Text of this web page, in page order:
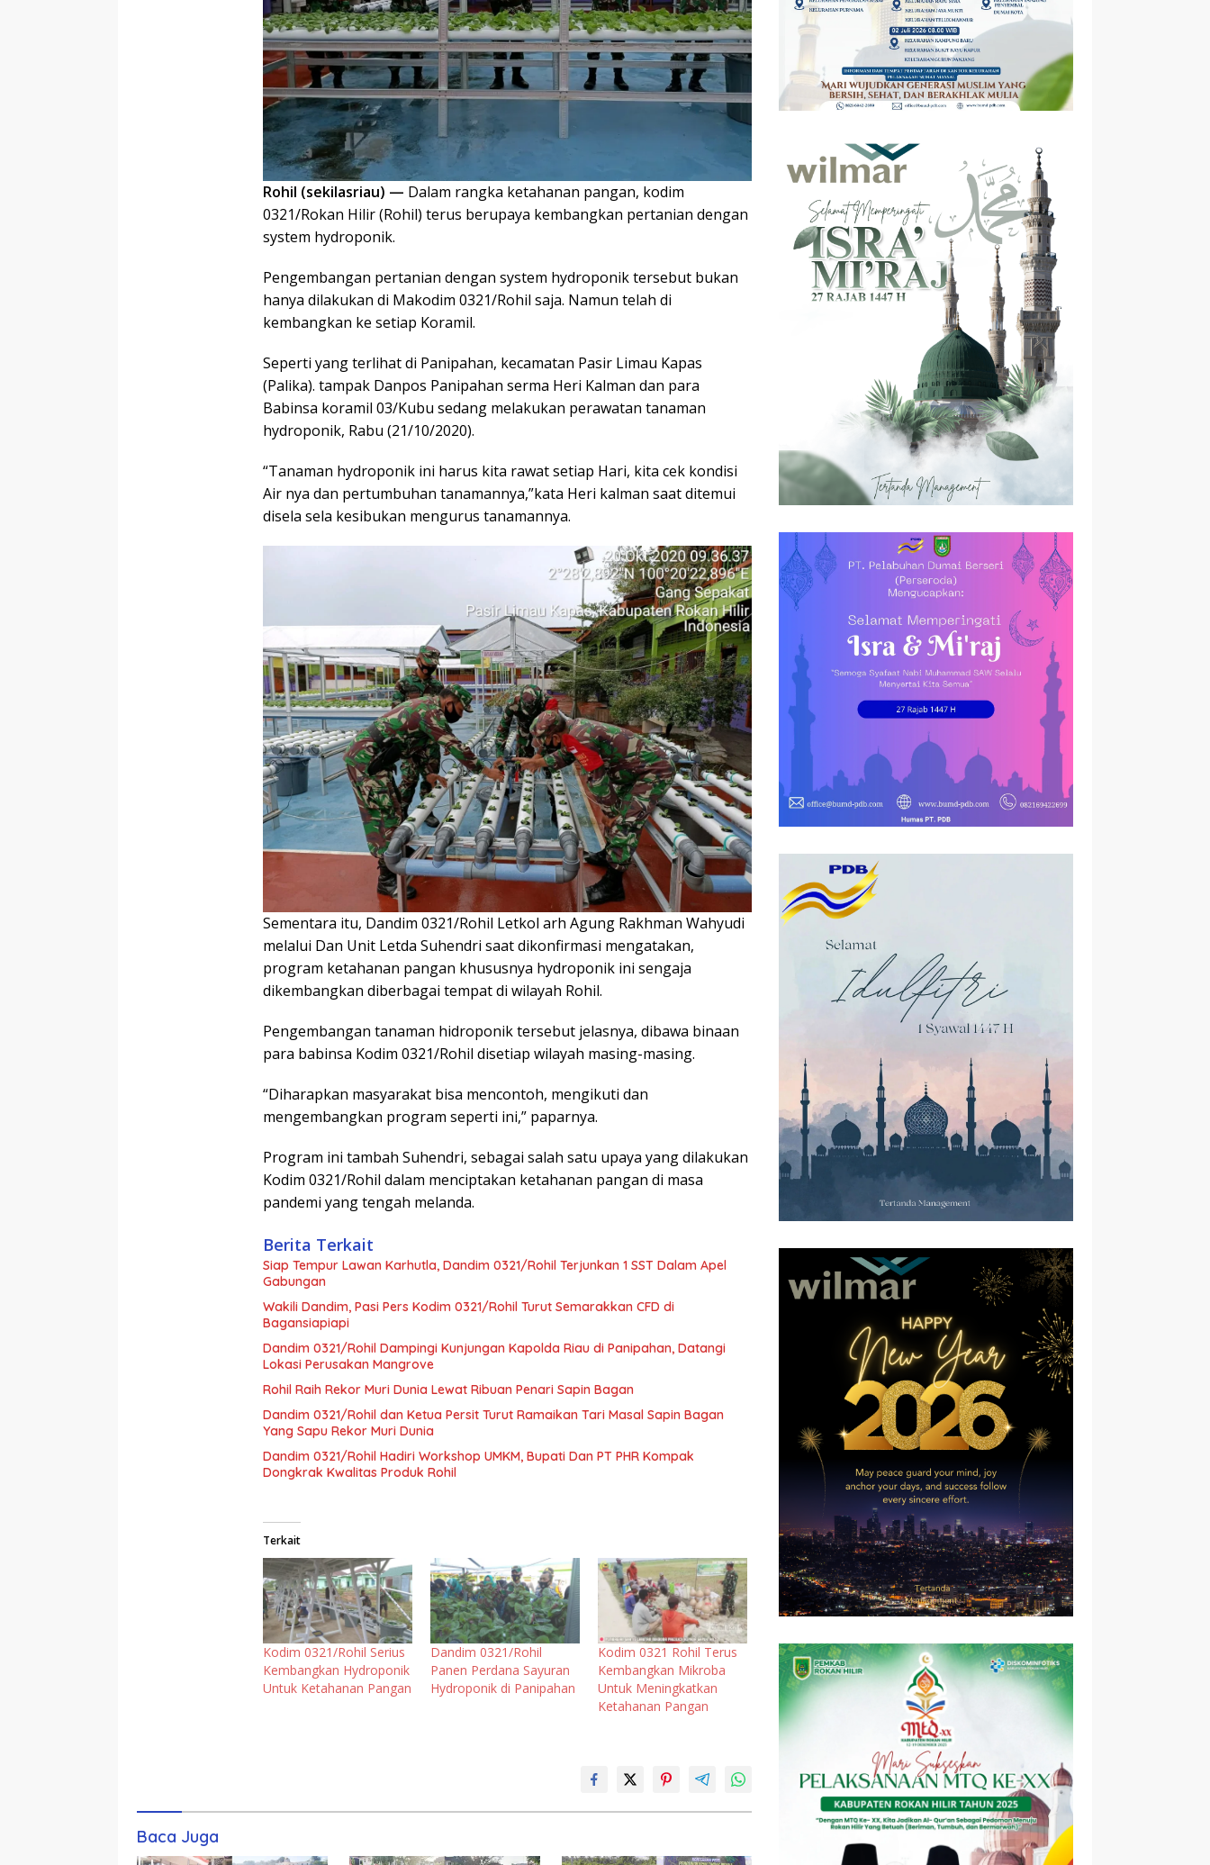
Rohil (sekilasriau) — Dalam rangka ketahanan pangan, kodim
0321/Rokan Hilir (Rohil) terus berupaya kembangkan pertanian dengan
system hydroponik.
Pengembangan pertanian dengan system hydroponik tersebut bukan
hanya dilakukan di Makodim 0321/Rohil saja. Namun telah di
kembangkan ke setiap Koramil.
Seperti yang terlihat di Panipahan, kecamatan Pasir Limau Kapas
(Palika). tampak Danpos Panipahan serma Heri Kalman dan para
Babinsa koramil 03/Kubu sedang melakukan perawatan tanaman
hydroponik, Rabu (21/10/2020).
“Tanaman hydroponik ini harus kita rawat setiap Hari, kita cek kondisi
Air nya dan pertumbuhan tanamannya,”kata Heri kalman saat ditemui
disela sela kesibukan mengurus tanamannya.
Sementara itu, Dandim 0321/Rohil Letkol arh Agung Rakhman Wahyudi
melalui Dan Unit Letda Suhendri saat dikonfirmasi mengatakan,
program ketahanan pangan khususnya hydroponik ini sengaja
dikembangkan diberbagai tempat di wilayah Rohil.
Pengembangan tanaman hidroponik tersebut jelasnya, dibawa binaan
para babinsa Kodim 0321/Rohil disetiap wilayah masing-masing.
“Diharapkan masyarakat bisa mencontoh, mengikuti dan
mengembangkan program seperti ini,” paparnya.
Program ini tambah Suhendri, sebagai salah satu upaya yang dilakukan
Kodim 0321/Rohil dalam menciptakan ketahanan pangan di masa
pandemi yang tengah melanda.
Berita Terkait
Siap Tempur Lawan Karhutla, Dandim 0321/Rohil Terjunkan 1 SST Dalam Apel
Gabungan
Wakili Dandim, Pasi Pers Kodim 0321/Rohil Turut Semarakkan CFD di
Bagansiapiapi
Dandim 0321/Rohil Dampingi Kunjungan Kapolda Riau di Panipahan, Datangi
Lokasi Perusakan Mangrove
Rohil Raih Rekor Muri Dunia Lewat Ribuan Penari Sapin Bagan
Dandim 0321/Rohil dan Ketua Persit Turut Ramaikan Tari Masal Sapin Bagan
Yang Sapu Rekor Muri Dunia
Dandim 0321/Rohil Hadiri Workshop UMKM, Bupati Dan PT PHR Kompak
Dongkrak Kwalitas Produk Rohil
Terkait
Kodim 0321/Rohil Serius
Kembangkan Hydroponik
Untuk Ketahanan Pangan
Dandim 0321/Rohil
Panen Perdana Sayuran
Hydroponik di Panipahan
Kodim 0321 Rohil Terus
Kembangkan Mikroba
Untuk Meningkatkan
Ketahanan Pangan
Komentar
Baca Juga